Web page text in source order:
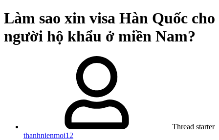
Làm sao xin visa Hàn Quốc cho
người hộ khẩu ở miền Nam?
Thread starter
thanhnienmoi12